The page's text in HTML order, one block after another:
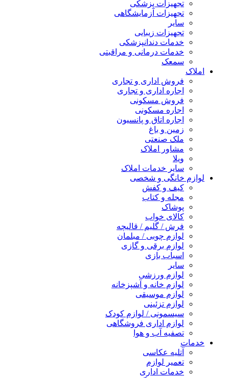
تجهیزات پزشکی
تجهیزات آزمایشگاهی
سایر
تجهیزات زیبایی
خدمات دندانپزشکی
خدمات درمانی و مراقبتی
سمعک
املاک
فروش اداری و تجاری
اجاره اداری و تجاری
فروش مسکونی
اجاره مسکونی
اجاره اتاق و پانسیون
زمین و باغ
ملک صنعتی
مشاور املاک
ویلا
سایر خدمات املاک
لوازم خانگی و شخصی
کیف و کفش
مجله و کتاب
پوشاک
کالای خواب
فرش / گلیم / قالیچه
لوازم چوبی / مبلمان
لوازم برقی و گازی
اسباب بازی
سایر
لوازم ورزشی
لوازم خانه و آشپزخانه
لوازم موسیقی
لوازم تزئینی
سیسمونی / لوازم کودک
لوازم اداری فروشگاهی
تصفیه آب و هوا
خدمات
آتلیه عکاسی
تعمیر لوازم
خدمات اداری